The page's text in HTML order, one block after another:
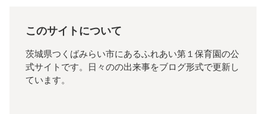
このサイトについて
茨城県つくばみらい市にあるふれあい第１保育園の公
式サイトです。日々のの出来事をブログ形式で更新し
ています。